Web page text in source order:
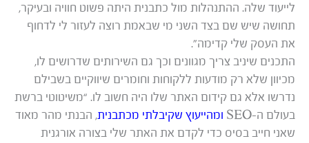
לייעוד שלה. ההתנהלות מול כתבנית היתה פשוט חוויה ובעיקר,
תחושה שיש שם בצד השני מי שבאמת רוצה לעזור לי לדחוף
את העסק שלי קדימה”.
התכנים שיניב צריך מגוונים וכך גם השירותים שדרושים לו,
מכיוון שלא רק מודעות ללקוחות וחומרים שיווקיים בשבילם
נדרשו אלא גם קידום האתר שלו היה חשוב לו. “משיטוטי ברשת
בעולם ה-SEO
ומהייעוץ שקיבלתי מכתבנית, הבנתי מהר מאוד
שאני חייב בסיס כדי לקדם את האתר שלי בצורה אורגנית